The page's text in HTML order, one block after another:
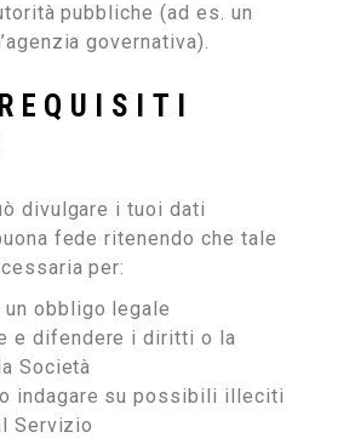
pubbliche (ad es. un
governativa).
divulgare i tuoi dati
fede ritenendo che tale
per:
obbligo legale
e difendere i diritti o la
Società
indagare su possibili illeciti
Servizio